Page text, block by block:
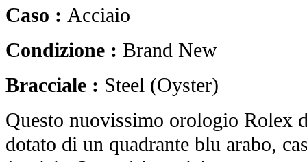
Caso : Acciaio
Condizione : Brand New
Bracciale : Steel (Oyster)
Questo nuovissimo orologio Rolex
dotato di un quadrante blu arabo,